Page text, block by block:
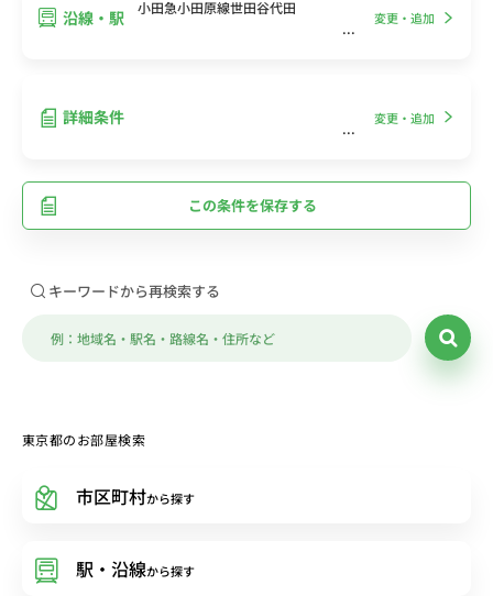
沿線・駅 小田急小田原線世田谷代田
変更・追加
詳細条件 変更・追加
この条件を保存する
キーワードから再検索する
東京都のお部屋検索
市区町村から探す
駅・沿線から探す